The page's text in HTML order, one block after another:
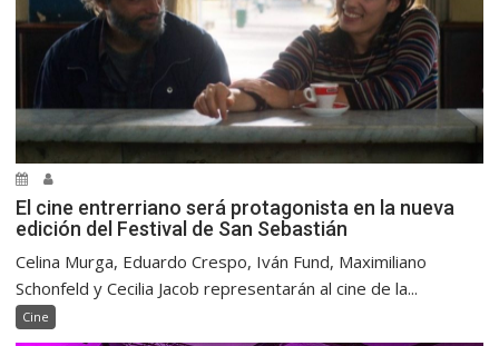
El cine entrerriano será protagonista en la nueva
edición del Festival de San Sebastián
Celina Murga, Eduardo Crespo, Iván Fund, Maximiliano
Schonfeld y Cecilia Jacob representarán al cine de la...
Cine